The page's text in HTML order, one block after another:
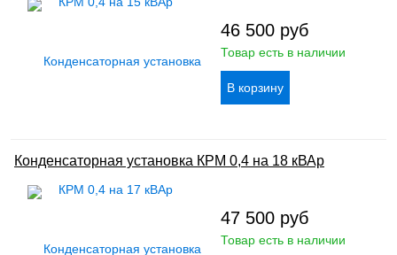
46 500 руб
Товар есть в наличии
Конденсаторная установка КРМ 0,4 на 18 кВАр
47 500 руб
Товар есть в наличии